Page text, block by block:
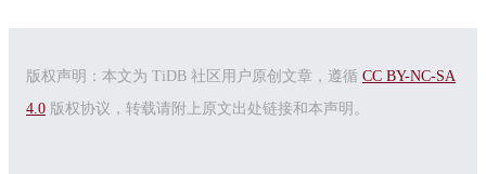
版权声明：本文为 TiDB 社区用户原创文章，遵循 CC BY-NC-SA
4.0 版权协议，转载请附上原文出处链接和本声明。